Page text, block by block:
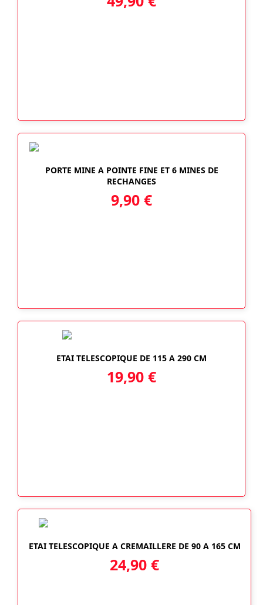
PORTE MINE A POINTE FINE ET 6 MINES DE
RECHANGES
9,90 €
ETAI TELESCOPIQUE DE 115 A 290 CM
19,90 €
ETAI TELESCOPIQUE A CREMAILLERE DE 90 A 165 CM
24,90 €